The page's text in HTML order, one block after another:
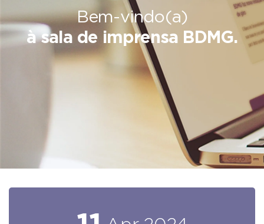
Bem-vindo(a)
à sala de imprensa BDMG.